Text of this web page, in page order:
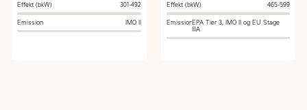
Effekt (bkW) 301-492
Emission IMO II
Effekt (bkW) 465-599
EmissionEPA Tier 3, IMO II og EU Stage
IIIA